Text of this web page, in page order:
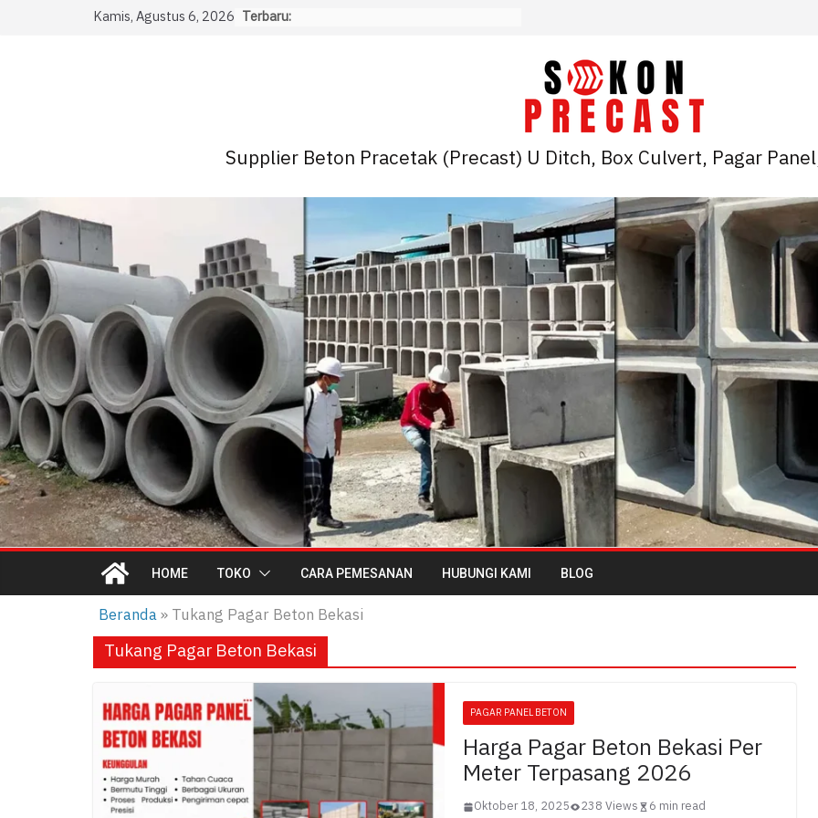
Kamis, Agustus 6, 2026 Terbaru:
Supplier Beton Pracetak (Precast) U Ditch, Box Culvert, Pagar
HOME TOKO CARA PEMESANAN HUBUNGI KAMI BLOG
Beranda» Tukang Pagar Beton Bekasi
Tukang Pagar Beton Bekasi
PAGAR PANEL BETON
Harga Pagar Beton Bekasi Per
Meter Terpasang 2026
Oktober 18, 2025 238 Views 6 min read